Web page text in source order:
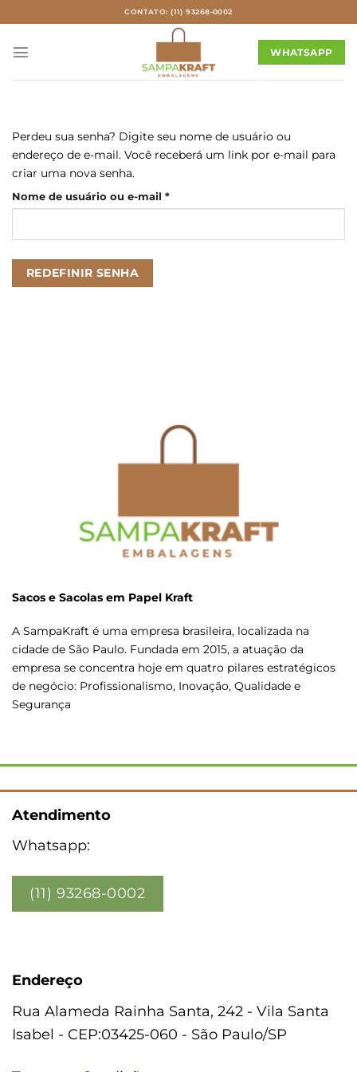
to
content
CONTATO: (11) 93268-0002
WHATSAPP
Perdeu sua senha? Digite seu nome de usuário ou
endereço de e-mail. Você receberá um link por e-mail para
criar uma nova senha.
Nome de usuário ou e-mail *Obrigatório
REDEFINIR SENHA
Sacos e Sacolas em Papel Kraft
A SampaKraft é uma empresa brasileira, localizada na
cidade de São Paulo. Fundada em 2015, a atuação da
empresa se concentra hoje em quatro pilares estratégicos
de negócio: Profissionalismo, Inovação, Qualidade e
Segurança
Atendimento
Whatsapp:
(11) 93268-0002
Endereço
Rua Alameda Rainha Santa, 242 - Vila Santa
Isabel - CEP:03425-060 - São Paulo/SP